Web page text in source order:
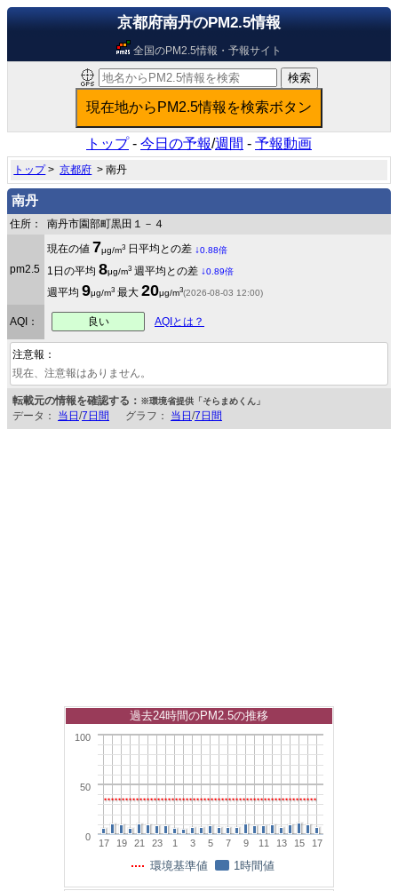
京都府南丹のPM2.5情報
全国のPM2.5情報・予報サイト
トップ- 今日の予報/週間 - 予報動画
トップ>京都府 > 南丹
南丹
住所： 南丹市園部町黒田１－４
pm2.5
現在の値 7μg/m3 日平均との差 ↓0.88倍
1日の平均 8μg/m3 週平均との差 ↓0.89倍
週平均 9μg/m3 最大 20μg/m3(2026-08-03 12:00)
AQI： 良い AQIとは？
注意報：
現在、注意報はありません。
転載元の情報を確認する： ※環境省提供「そらまめくん」
データ： 当日 /7日間 グラフ： 当日 /7日間
17 19 21 23 1 3 5 7 9 11 13 15 17
0
50
100
過去24時間のPM2.5の推移
環境基準値 1時間値